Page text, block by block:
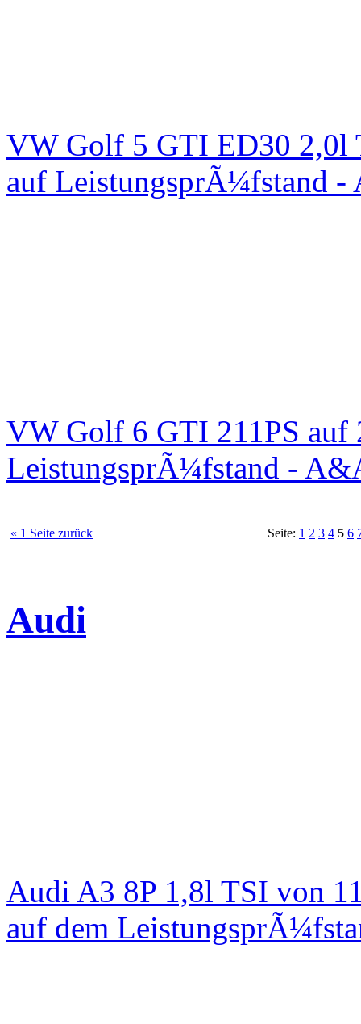
VW Golf 5 GTI ED30 2,0l
auf LeistungsprÃ¼fstand
VW Golf 6 GTI 211PS auf
LeistungsprÃ¼fstand -
« 1 Seite zurück Seite: 1 2 3 4 5 6
Audi
Audi A3 8P 1,8l TSI von
auf dem